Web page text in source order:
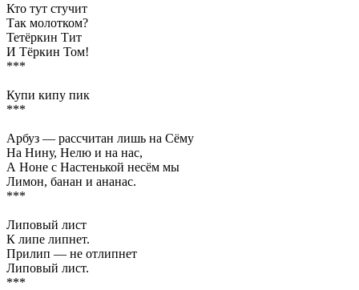
Кто тут стучит
Так молотком?
Тетёркин Тит
И Тёркин Том!
***
Купи кипу пик
***
Арбуз — рассчитан лишь на Сёму
На Нину, Нелю и на нас,
А Ноне с Настенькой несём мы
Лимон, банан и ананас.
***
Липовый лист
К липе липнет.
Прилип — не отлипнет
Липовый лист.
***